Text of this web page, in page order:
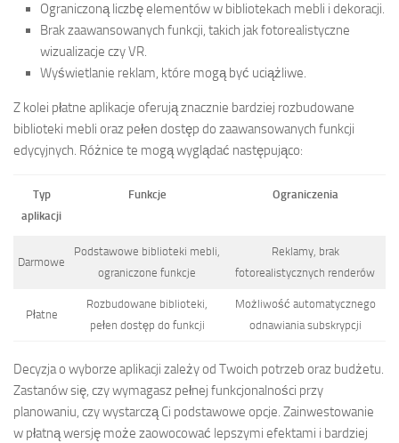
Ograniczoną liczbę elementów w bibliotekach mebli i dekoracji.
Brak zaawansowanych funkcji, takich jak fotorealistyczne
wizualizacje czy VR.
Wyświetlanie reklam, które mogą być uciążliwe.
Z kolei płatne aplikacje oferują znacznie bardziej rozbudowane
biblioteki mebli oraz pełen dostęp do zaawansowanych funkcji
edycyjnych. Różnice te mogą wyglądać następująco:
Typ
aplikacji
Funkcje Ograniczenia
Darmowe
Podstawowe biblioteki mebli,
ograniczone funkcje
Reklamy, brak
fotorealistycznych renderów
Płatne
Rozbudowane biblioteki,
pełen dostęp do funkcji
Możliwość automatycznego
odnawiania subskrypcji
Decyzja o wyborze aplikacji zależy od Twoich potrzeb oraz budżetu.
Zastanów się, czy wymagasz pełnej funkcjonalności przy
planowaniu, czy wystarczą Ci podstawowe opcje. Zainwestowanie
w płatną wersję może zaowocować lepszymi efektami i bardziej